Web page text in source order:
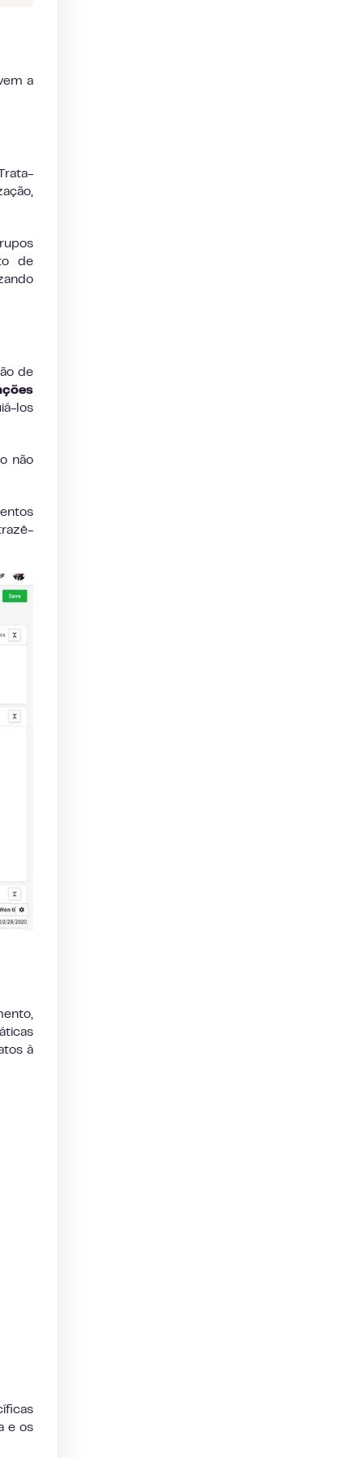
a
Trata-
de
de
los
não
à
e os